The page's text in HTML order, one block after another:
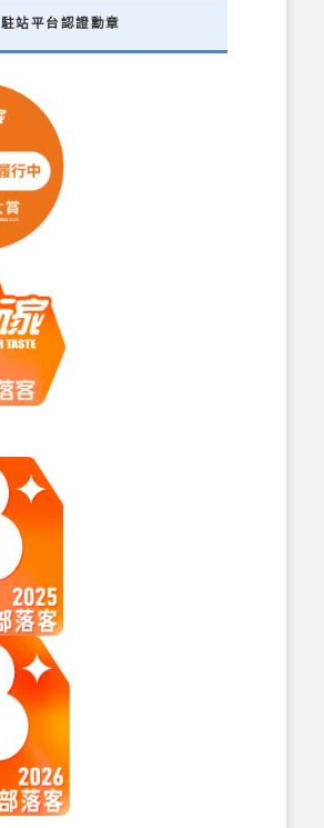
駐站平台認證勳章